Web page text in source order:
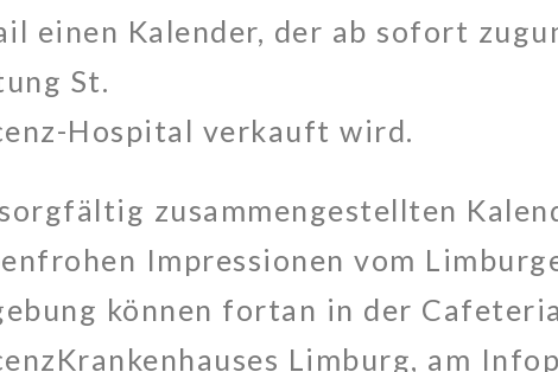
einen Kalender, der ab sofort
St.
Hospital verkauft wird.
zusammengestellten
Impressionen vom
können fortan in der
Limburg, am